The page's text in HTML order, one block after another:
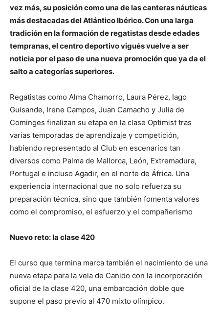
vez más, su posición como una de las canteras náuticas
más destacadas del Atlántico Ibérico. Con una larga
tradición en la formación de regatistas desde edades
tempranas, el centro deportivo vigués vuelve a ser
noticia por el paso de una nueva promoción que ya da el
salto a categorías superiores.
Regatistas como Alma Chamorro, Laura Pérez, Iago
Guisande, Irene Campos, Juan Camacho y Julia de
Cominges finalizan su etapa en la clase Optimist tras
varias temporadas de aprendizaje y competición,
habiendo representado al Club en escenarios tan
diversos como Palma de Mallorca, León, Extremadura,
Portugal e incluso Agadir, en el norte de África. Una
experiencia internacional que no solo refuerza su
preparación técnica, sino que también fomenta valores
como el compromiso, el esfuerzo y el compañerismo
Nuevo reto: la clase 420
El curso que termina marca también el nacimiento de una
nueva etapa para la vela de Canido con la incorporación
oficial de la clase 420, una embarcación doble que
supone el paso previo al 470 mixto olímpico.